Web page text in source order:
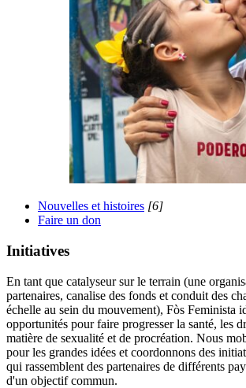
Nouvelles et histoires [6]
Faire un don
Initiatives
En tant que catalyseur sur le terrain (une
partenaires, canalise des fonds et conduit des
échelle au sein du mouvement), Fòs Feminista
opportunités pour faire progresser la santé, les
matière de sexualité et de procréation. Nous
pour les grandes idées et coordonnons des
qui rassemblent des partenaires de différents
d'un objectif commun.